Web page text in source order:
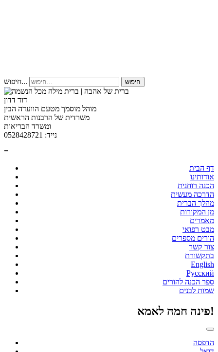
חיפוש... חיפוש
דוד דדון
מוהל מוסמך מטעם הוועדה הבין
משרדית של הרבנות הראשית
ומשרד הבריאות
נייד: 0528428721
=
דף הבית
אודותינו
הכנה רוחנית
הדרכה מעשית
מהלך הברית
מן המקורות
מאמרים
מבט רפואי
הורים מספרים
צור קשר
בתקשורת
English
Русский
ספר הכנה להורים
שמות לבנים
פינה חמה לאמא!
הדפסה